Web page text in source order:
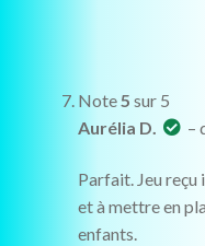
Note 5 sur 5
Aurélia D.
–
Parfait. Jeu
et à mettre en
enfants.